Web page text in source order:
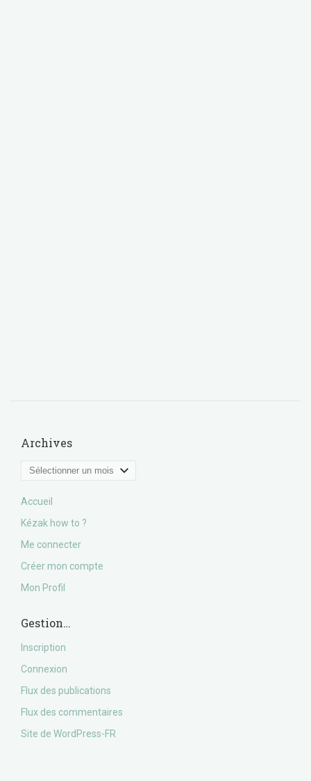
Archives
Archives
Accueil
Kézak how to ?
Me connecter
Créer mon compte
Mon Profil
Gestion…
Inscription
Connexion
Flux des publications
Flux des commentaires
Site de WordPress-FR